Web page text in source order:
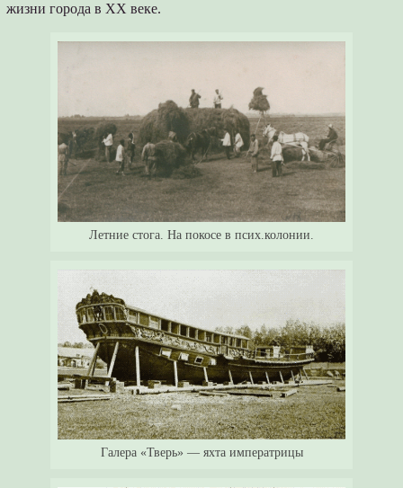
жизни города в XX веке.
Летние стога. На покосе в псих.колонии.
Галера «Тверь» — яхта императрицы